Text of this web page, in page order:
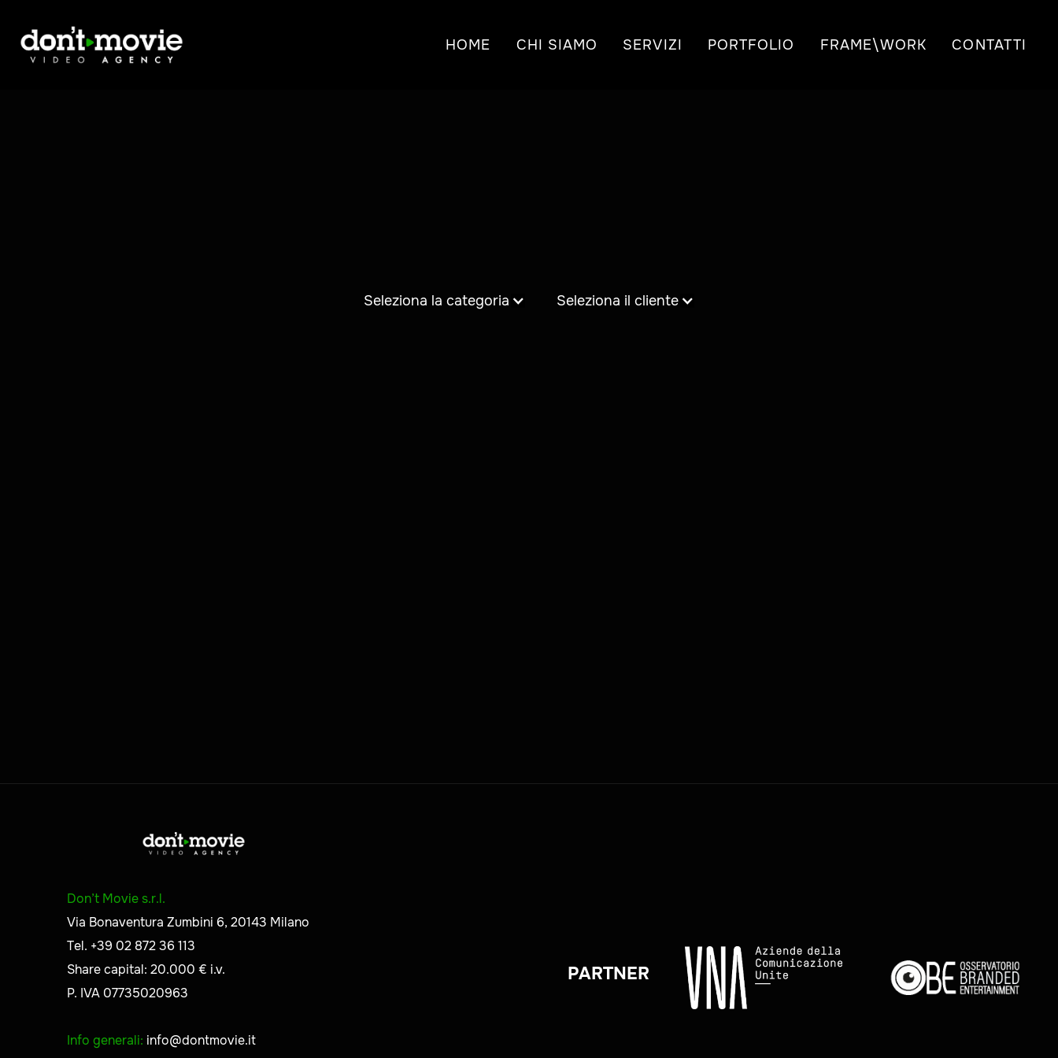
HOME CHI SIAMO SERVIZI PORTFOLIO FRAME\WORK CONTATTI
Seleziona la categoria Seleziona il cliente
Don’t Movie s.r.l.
Via Bonaventura Zumbini 6, 20143 Milano
Tel. +39 02 872 36 113
Share capital: 20.000 € i.v.
P. IVA 07735020963
Info generali: info@dontmovie.it
PARTNER